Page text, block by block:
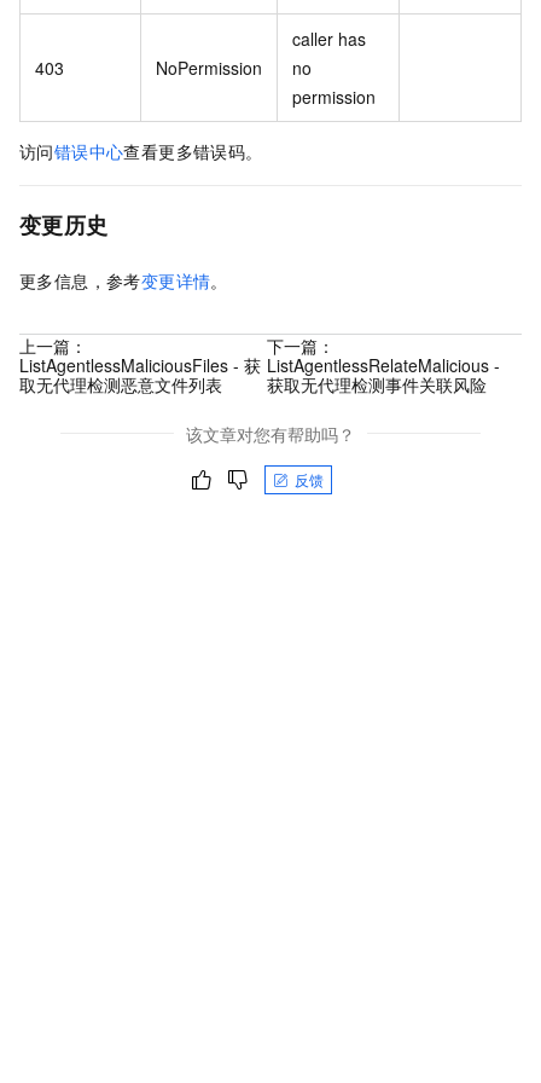
403 NoPermission
caller has
no
permission
访问错误中心查看更多错误码。
变更历史
更多信息，参考变更详情。
上一篇：
ListAgentlessMaliciousFiles - 获
取无代理检测恶意文件列表
下一篇：
ListAgentlessRelateMalicious -
获取无代理检测事件关联风险
该文章对您有帮助吗？
反馈